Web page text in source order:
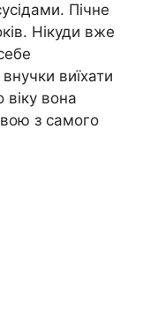
Пічне
Нікуди вже
виїхати
вона
з самого